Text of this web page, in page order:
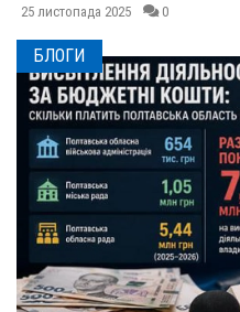
25 листопада 2025 0
БЛОГИ